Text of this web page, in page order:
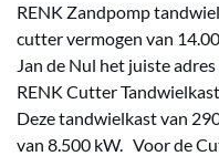
RENK Zandpomp
cuttervermogen van
Jan de Nul het juisteadres
RENK Cutter Tandwielkast
Deze tandwielkastvan
van 8.500 kW. Voorde